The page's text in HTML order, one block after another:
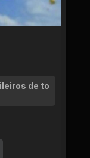
de to